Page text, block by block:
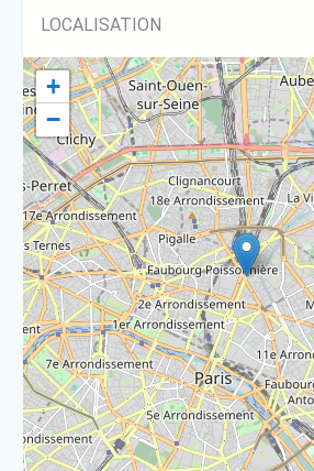
LOCALISATION
+
−